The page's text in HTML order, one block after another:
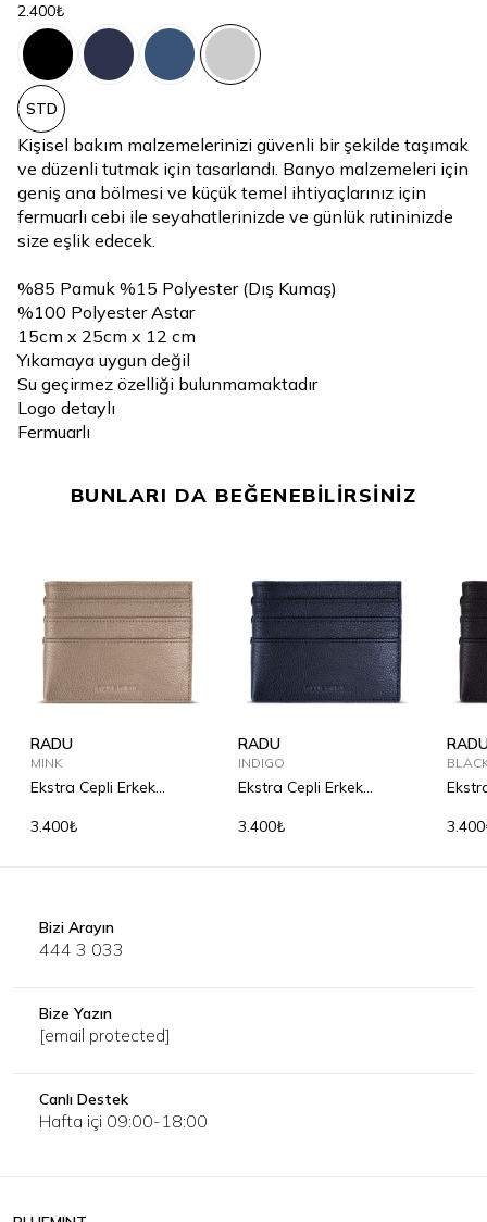
2.400₺
STD
Kişisel bakım malzemelerinizi güvenli bir şekilde taşımak
ve düzenli tutmak için tasarlandı. Banyo malzemeleri için
geniş ana bölmesi ve küçük temel ihtiyaçlarınız için
fermuarlı cebi ile seyahatlerinizde ve günlük rutininizde
size eşlik edecek.
%85 Pamuk %15 Polyester (Dış Kumaş)
%100 Polyester Astar
15cm x 25cm x 12 cm
Yıkamaya uygun değil
Su geçirmez özelliği bulunmamaktadır
Logo detaylı
Fermuarlı
BUNLARI DA BEĞENEBİLİRSİNİZ
RADU
MINK
Ekstra Cepli Erkek
3.400₺
RADU
INDIGO
Ekstra Cepli Erkek
3.400₺
Bizi Arayın
444 3 033
Bize Yazın
[email protected]
Canlı Destek
Hafta içi 09:00-18:00